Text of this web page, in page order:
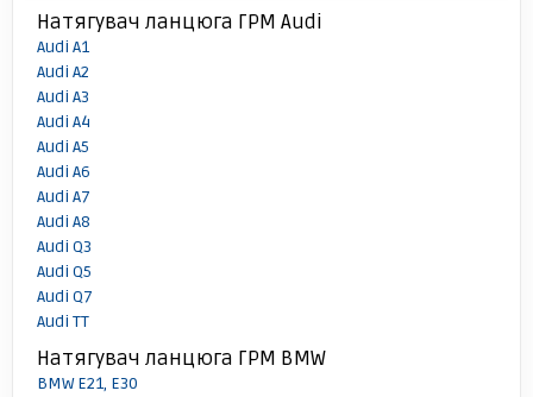
Натягувач ланцюга ГРМ Audi
Audi A1
Audi A2
Audi A3
Audi A4
Audi A5
Audi A6
Audi A7
Audi A8
Audi Q3
Audi Q5
Audi Q7
Audi TT
Натягувач ланцюга ГРМ BMW
BMW E21, E30